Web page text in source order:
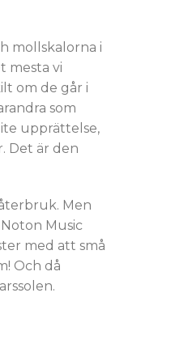
mollskalorna i
mesta vi
om de går i
som
upprättelse,
Det är den
Men
Music
med att små
Och då